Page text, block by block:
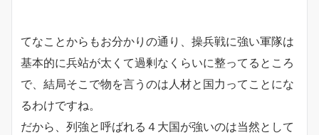
てなことからもお分かりの通り、操兵戦に強い軍隊は
基本的に兵站が太くて過剰なくらいに整ってるところ
で、結局そこで物を言うのは人材と国力ってことにな
るわけですね。
だから、列強と呼ばれる４大国が強いのは当然として